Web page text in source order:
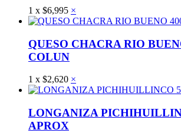
1 x $6,995 ×
QUESO CHACRA RIO
COLUN
1 x $2,620 ×
LONGANIZA
APROX